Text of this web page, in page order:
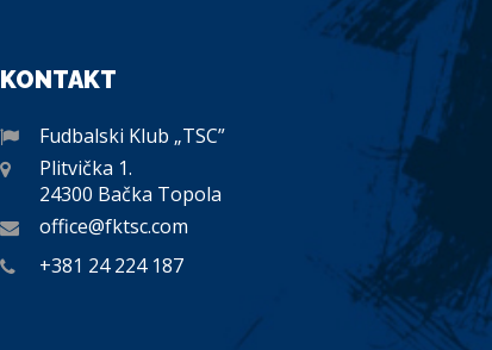
KONTAKT
Fudbalski Klub „TSC”
Plitvička 1.
24300 Bačka Topola
office@fktsc.com
+381 24 224 187